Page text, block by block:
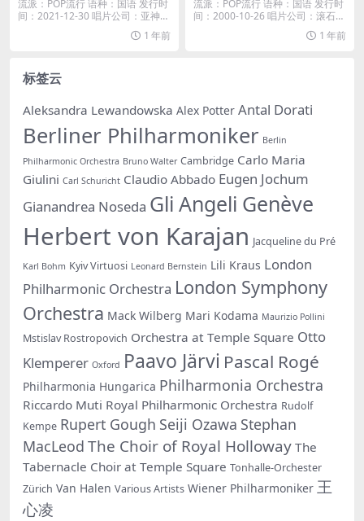
es Plus M4A]
流派：POP流行 语种：国语 发行时
间：2021-12-30 唱片公司：亚神音
1 年前
流派：POP流行 语种：国语 发行时
间：2000-10-26 唱片公司：滚石唱
1 年前
标签云
Aleksandra Lewandowska Alex Potter Antal Dorati
Berliner Philharmoniker Berlin
Philharmonic Orchestra Bruno Walter Cambridge Carlo Maria
Giulini Carl Schuricht Claudio Abbado Eugen Jochum
Gianandrea Noseda Gli Angeli Genève
Herbert von Karajan Jacqueline du Pré
Karl Bohm Kyiv Virtuosi Leonard Bernstein Lili Kraus London
Philharmonic Orchestra London Symphony
Orchestra Mack Wilberg Mari Kodama Maurizio Pollini
Mstislav Rostropovich Orchestra at Temple Square Otto
Klemperer Oxford Paavo Järvi Pascal Rogé
Philharmonia Hungarica Philharmonia Orchestra
Riccardo Muti Royal Philharmonic Orchestra Rudolf
Kempe Rupert Gough Seiji Ozawa Stephan
MacLeod The Choir of Royal Holloway The
Tabernacle Choir at Temple Square Tonhalle-Orchester
Zürich Van Halen Various Artists Wiener Philharmoniker 王
心凌